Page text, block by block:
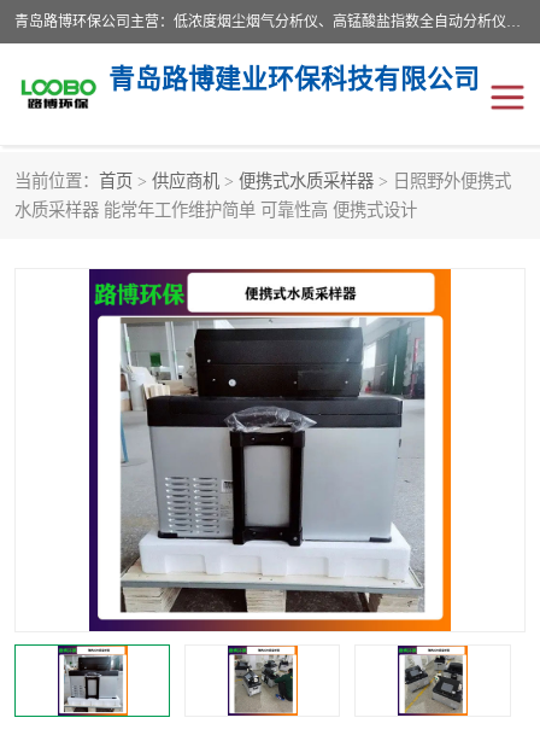
青岛路博环保公司主营：低浓度烟尘烟气分析仪、高锰酸盐指数全自动分析仪、便携式超声波明渠流量计、便携式水质采样器、恒温恒湿称重系统、手持式油烟检测仪等;是一家集环保科研、设计、生产、维护、销售和系统集成为一体的综合性高科技企业。路博人秉承"科学技术是第一生产力的重要理念，倡导环境友好型的生产、生活和消费方式。
青岛路博建业环保科技有限公司
当前位置： 首页 > 供应商机 > 便携式水质采样器 > 日照野外便携式
水质采样器 能常年工作维护简单 可靠性高 便携式设计
生物安全柜 气体检测仪
水质检测仪 手持式油烟检测仪
恒温恒湿称重系统 二恶英采集器
实验室仪器 LB-8110降水降尘采样器
便携式水质采样器 LB-7035油气回收
便携式超声波明渠流量计 大气环境采样器
LB-4200高锰酸盐指数仪 LB-62便携式烟气分析仪
烟尘烟气设备 大气采样器
粉尘设备